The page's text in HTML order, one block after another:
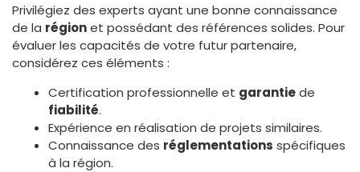
Privilégiez des experts ayant une bonne connaissance
de la régionet possédant des références solides. Pour
évaluer les capacités de votre futur partenaire,
considérez ces éléments :
Certification professionnelle et garantiede
fiabilité.
Expérience en réalisation de projets similaires.
Connaissance des réglementations spécifiques
à la région.